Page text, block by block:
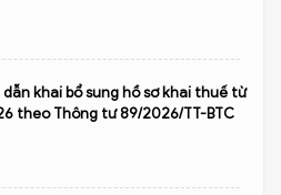
dẫn khai bổ sung hồ sơ khai thuế từ
theo Thông tư 89/2026/TT-BTC